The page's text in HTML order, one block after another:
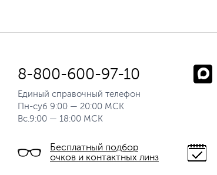
8-800-600-97-10
Единый справочный телефон
Пн-суб 9:00 — 20:00 МСК
Вс.9:00 — 18:00 МСК
Бесплатный подбор
очков и контактных линз